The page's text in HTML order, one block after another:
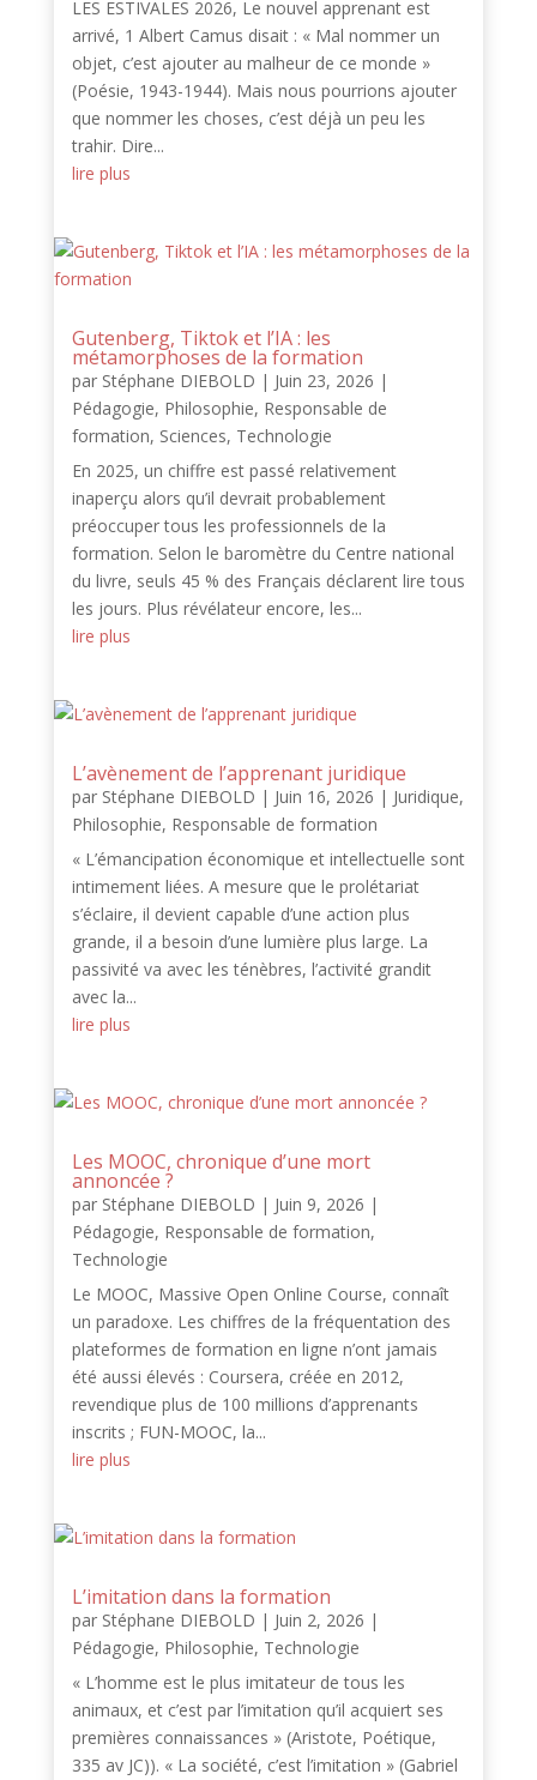
LES ESTIVALES 2026, Le nouvel apprenant est
arrivé, 1 Albert Camus disait : « Mal nommer un
objet, c’est ajouter au malheur de ce monde »
(Poésie, 1943-1944). Mais nous pourrions ajouter
que nommer les choses, c’est déjà un peu les
trahir. Dire...
lire plus
Gutenberg, Tiktok et l’IA : les
métamorphoses de la formation
par Stéphane DIEBOLD | Juin 23, 2026 |
Pédagogie, Philosophie, Responsable de
formation, Sciences, Technologie
En 2025, un chiffre est passé relativement
inaperçu alors qu’il devrait probablement
préoccuper tous les professionnels de la
formation. Selon le baromètre du Centre national
du livre, seuls 45 % des Français déclarent lire tous
les jours. Plus révélateur encore, les...
lire plus
L’avènement de l’apprenant juridique
par Stéphane DIEBOLD | Juin 16, 2026 | Juridique,
Philosophie, Responsable de formation
« L’émancipation économique et intellectuelle sont
intimement liées. A mesure que le prolétariat
s’éclaire, il devient capable d’une action plus
grande, il a besoin d’une lumière plus large. La
passivité va avec les ténèbres, l’activité grandit
avec la...
lire plus
Les MOOC, chronique d’une mort
annoncée ?
par Stéphane DIEBOLD | Juin 9, 2026 |
Pédagogie, Responsable de formation,
Technologie
Le MOOC, Massive Open Online Course, connaît
un paradoxe. Les chiffres de la fréquentation des
plateformes de formation en ligne n’ont jamais
été aussi élevés : Coursera, créée en 2012,
revendique plus de 100 millions d’apprenants
inscrits ; FUN-MOOC, la...
lire plus
L’imitation dans la formation
par Stéphane DIEBOLD | Juin 2, 2026 |
Pédagogie, Philosophie, Technologie
« L’homme est le plus imitateur de tous les
animaux, et c’est par l’imitation qu’il acquiert ses
premières connaissances » (Aristote, Poétique,
335 av JC)). « La société, c’est l’imitation » (Gabriel